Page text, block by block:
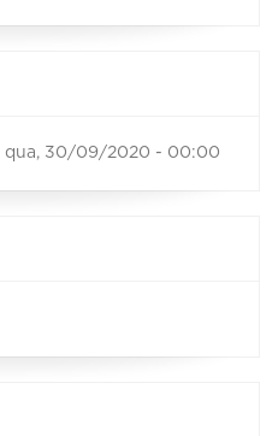
qua, 30/09/2020 - 00:00